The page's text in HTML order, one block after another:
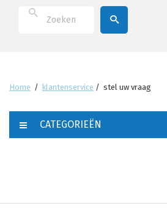
Home / klantenservice / stel uw vraag
CATEGORIEËN